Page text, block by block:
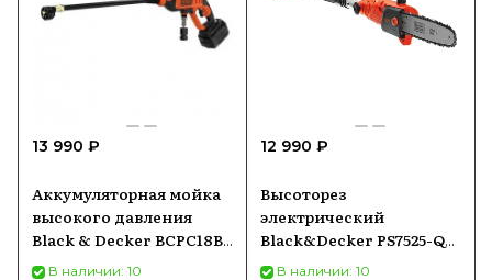
13 990 ₽
Аккумуляторная мойка
высокого давления
Black & Decker BCPC18B,
без АКБ и ЗУ
В наличии: 10
12 990 ₽
Высоторез
электрический
Black&Decker PS7525-QS
800 Вт шина 25 см
В наличии: 10